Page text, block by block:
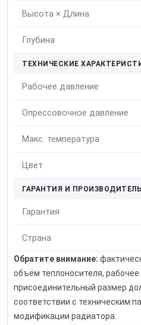
Высота × Длина
Глубина
ТЕХНИЧЕСКИЕ
Рабочее давление
Опрессовочное давление
Макс. температура
Цвет
ГАРАНТИЯ И ПРОИЗВОДИТЕЛЬ
Гарантия
Страна
Обратите внимание:
объём теплоносителя,
присоединительный размер
соответствии с техническим
модификации радиатора.